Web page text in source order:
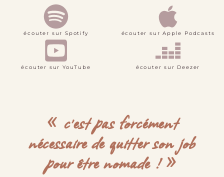
écouter sur Spotify écouter sur Apple Podcasts
écouter sur YouTube écouter sur Deezer
« c’est pas forcément
nécessaire de quitter son job
pour être nomade ! »